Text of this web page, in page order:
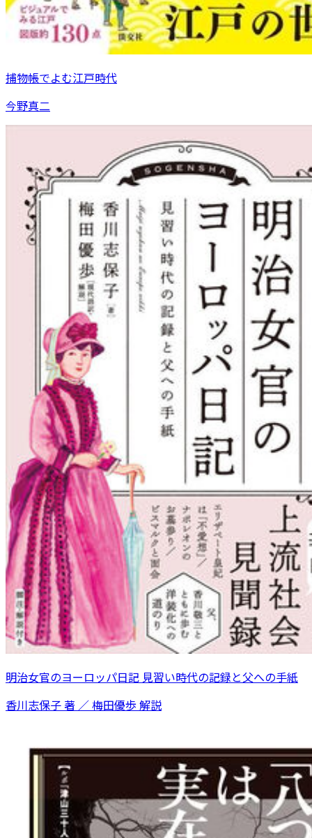
捕物帳でよむ江戸時代
今野真二
明治女官のヨーロッパ日記 見習い時代の記録と父への手紙
香川志保子 著 ／ 梅田優歩 解説